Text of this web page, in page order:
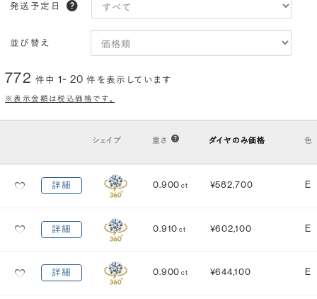
I
VS2 VS1 VVS2 VVS1 IF FL
カット(輝き)
Excellent 3EX H&C EX 3EX H&C
鑑定機関
研磨状態
発送予定日
並び替え
772 件中 1~ 20件を表示しています
※表示金額は税込価格です。
シェイプ 重さ ダイヤのみ価格 色
詳細 0.900 ct ¥582,700 E
詳細 0.910 ct ¥602,100 E
詳細 0.900 ct ¥644,100 E